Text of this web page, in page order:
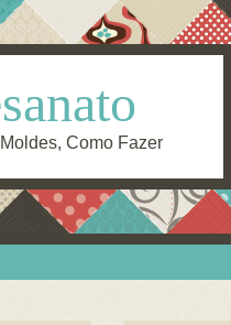
Como Fazer